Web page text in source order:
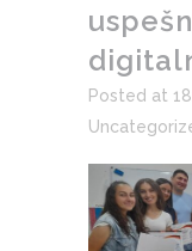
Posted at